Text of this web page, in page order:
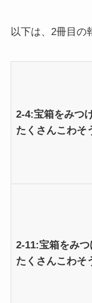
以下は、2冊目の
2-4:宝箱をみつ
たくさんこわそ
2-11:宝箱をみ
たくさんこわそ